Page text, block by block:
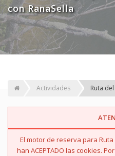
OFERTAS
RESERVAS
NOSOTROS
con RanaSella
Actividades Ruta
El motor de reserva para
han ACEPTADO las cookies.